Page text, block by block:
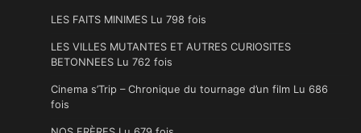
LES FAITS MINIMES Lu 798 fois
LES VILLES MUTANTES ET AUTRES CURIOSITES
BETONNEES Lu 762 fois
Cinema s’Trip – Chronique du tournage d’un film Lu 686
fois